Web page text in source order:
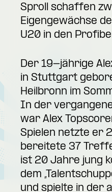
Sproll schaffen
Eigengewächse
U20 in den
Der 19-jährige
in Stuttgart
Heilbronn im
In der
war Alex
Spielen netzte er
bereitete 37
ist 20 Jahre jung
dem
und spielte in der